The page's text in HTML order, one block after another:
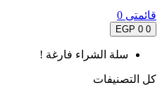
قائمتى 0
0
0 EGP
سلة الشراء فارغة !
كل التصنيفات